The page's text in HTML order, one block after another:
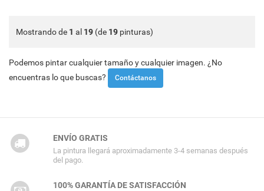
Mostrando de 1 al 19 (de 19 pinturas)
Podemos pintar cualquier tamaño y cualquier imagen. ¿No
encuentras lo que buscas?
Contáctanos
ENVÍO GRATIS
La pintura llegará aproximadamente 3-4 semanas después
del pago.
100% GARANTÍA DE SATISFACCIÓN